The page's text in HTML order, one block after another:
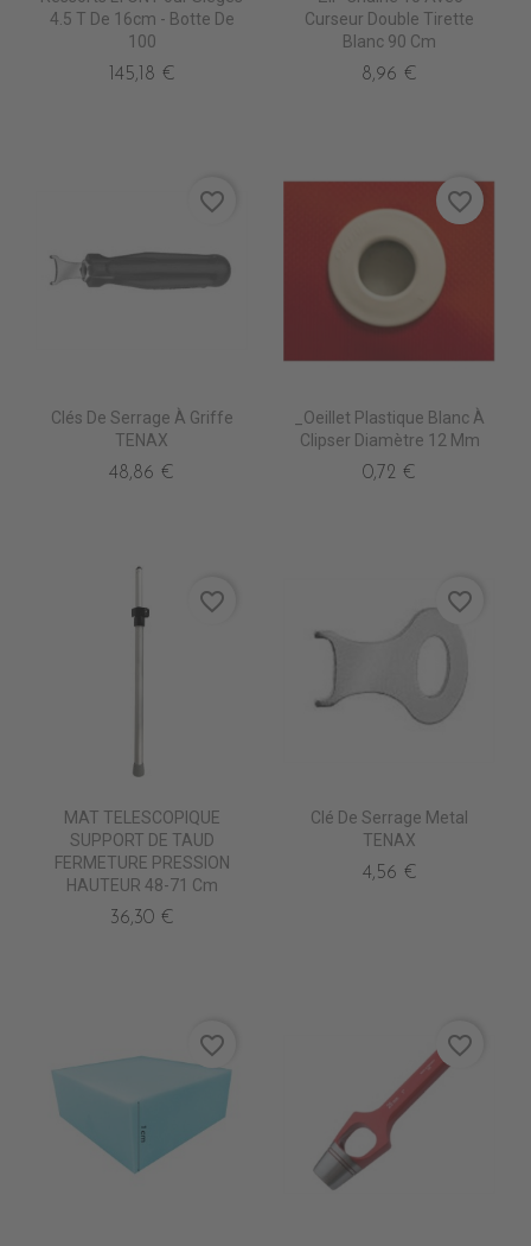
4.5 T De 16cm - Botte De
100
145,18 €
Curseur Double Tirette
Blanc 90 Cm
8,96 €
Clés De Serrage À Griffe
TENAX
48,86 €
favorite_border
_Oeillet Plastique Blanc À
Clipser Diamètre 12 Mm
0,72 €
favorite_border
MAT TELESCOPIQUE
SUPPORT DE TAUD
FERMETURE PRESSION
HAUTEUR 48-71 Cm
36,30 €
favorite_border
Clé De Serrage Metal
TENAX
4,56 €
favorite_border
favorite_border favorite_border